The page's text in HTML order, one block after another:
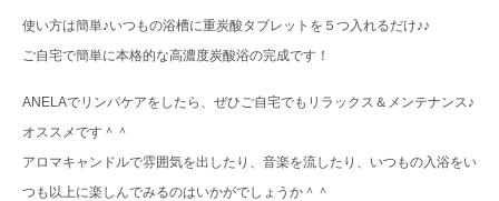
使い方は簡単♪いつもの浴槽に重炭酸タブレットを５つ入れるだけ♪♪
ご自宅で簡単に本格的な高濃度炭酸浴の完成です！
ANELAでリンパケアをしたら、ぜひご自宅でもリラックス＆メンテナンス♪
オススメです＾＾
アロマキャンドルで雰囲気を出したり、音楽を流したり、いつもの入浴をい
つも以上に楽しんでみるのはいかがでしょうか＾＾